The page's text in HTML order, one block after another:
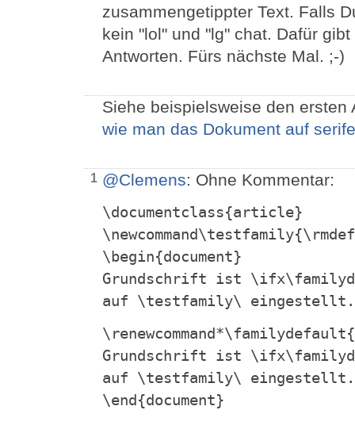
zusammengetippter Text. Falls
kein "lol" und "lg" chat. Dafür
Antworten. Fürs nächste Mal. ;-)
Siehe beispielsweise den ersten
wie man das Dokument auf
1 @Clemens: Ohne Kommentar:
\documentclass{article}
\begin{document}
Grundschrift ist
auf \testfamily\ eingestellt.
Grundschrift ist
auf \testfamily\ eingestellt.
\end{document}